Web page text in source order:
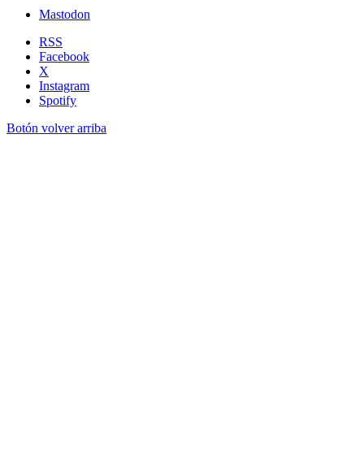
Mastodon
RSS
Facebook
X
Instagram
Spotify
Botón volver arriba